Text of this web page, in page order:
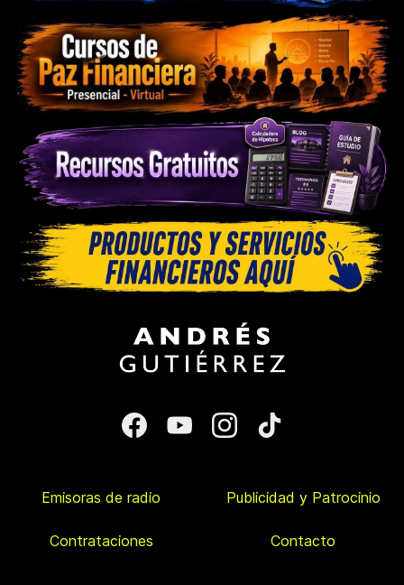
Emisoras de radio Publicidad y Patrocinio
Contrataciones Contacto